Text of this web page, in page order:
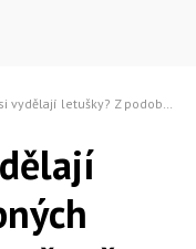
podobných částek se vám zaručeně zamotá hlava. Slušné peníze